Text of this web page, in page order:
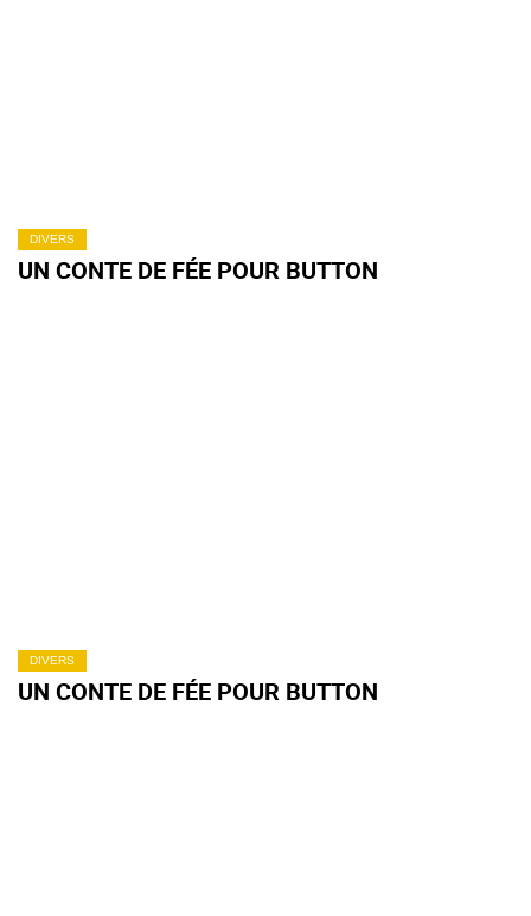
DIVERS
UN CONTE DE FÉE POUR BUTTON
DIVERS
UN CONTE DE FÉE POUR BUTTON